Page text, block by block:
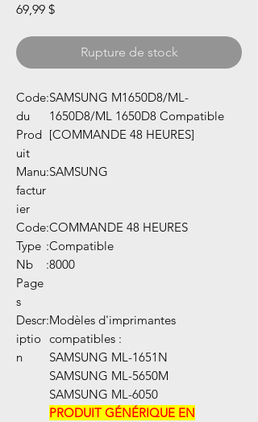
69,99 $Prix
Rupture de stock
Code
du
Prod
uit
:SAMSUNG M1650D8/ML-
1650D8/ML 1650D8 Compatible
[COMMANDE 48 HEURES]
Manu
factur
ier
:SAMSUNG
Code:COMMANDE 48 HEURES
Type :Compatible
Nb
Page
s
:8000
Descr
iptio
n
:Modèles d'imprimantes
compatibles :
SAMSUNG ML-1651N
SAMSUNG ML-5650M
SAMSUNG ML-6050
PRODUIT GÉNÉRIQUE EN